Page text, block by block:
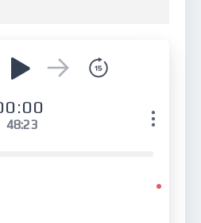
48:23